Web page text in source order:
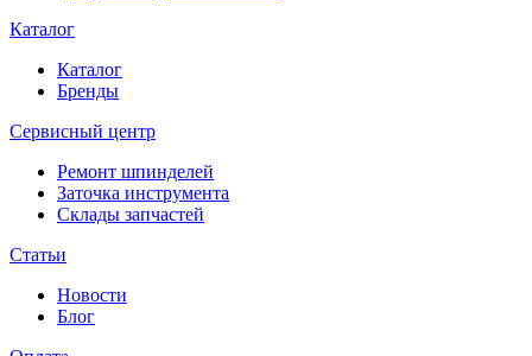
Каталог
Каталог
Бренды
Сервисный центр
Ремонт шпинделей
Заточка инструмента
Склады запчастей
Статьи
Новости
Блог